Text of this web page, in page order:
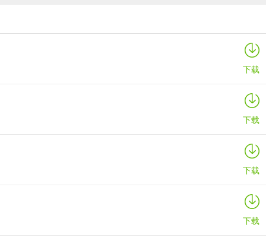
常事件。
务是值得的。
材料，不要用于神器farm。
数码宝贝up手游
下载
下载
下载
下载